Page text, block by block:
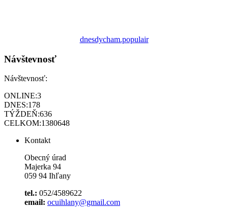
dnesdycham.populair
Návštevnosť
Návštevnosť:
ONLINE:3
DNES:178
TÝŽDEŇ:636
CELKOM:1380648
Kontakt
Obecný úrad
Majerka 94
059 94 Ihľany
tel.: 052/4589622
email: ocuihlany@gmail.com